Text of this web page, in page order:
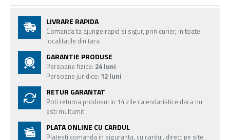
LIVRARE RAPIDA
Comanda ta ajunge rapid si sigur, prin curier, in toate
localitatile din tara
GARANTIE PRODUSE
Persoane fizice: 24 luni
Persoane juridice: 12 luni
RETUR GARANTAT
Poti returna produsul in 14 zile calendaristice daca nu
esti multumit
PLATA ONLINE CU CARDUL
Platesti comanda in siguranta, cu cardul, direct pe site,